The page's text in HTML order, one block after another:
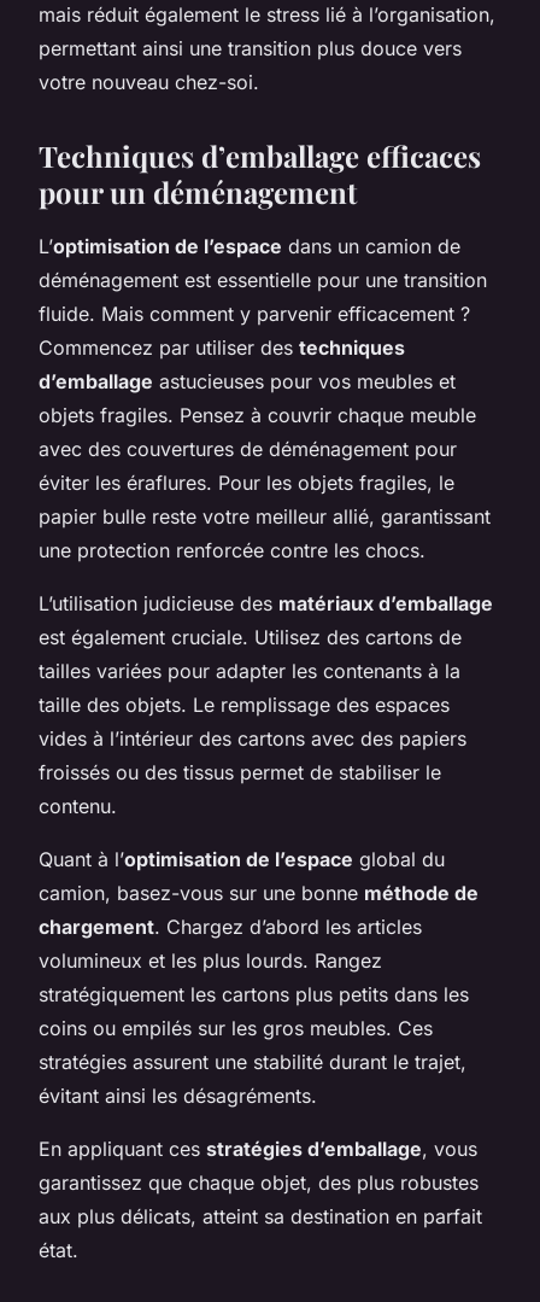
mais réduit également le stress lié à l’organisation,
permettant ainsi une transition plus douce vers
votre nouveau chez-soi.
Techniques d’emballage efficaces
pour un déménagement
L’optimisation de l’espace dans un camion de
déménagement est essentielle pour une transition
fluide. Mais comment y parvenir efficacement ?
Commencez par utiliser des techniques
d’emballage astucieuses pour vos meubles et
objets fragiles. Pensez à couvrir chaque meuble
avec des couvertures de déménagement pour
éviter les éraflures. Pour les objets fragiles, le
papier bulle reste votre meilleur allié, garantissant
une protection renforcée contre les chocs.
L’utilisation judicieuse des matériaux d’emballage
est également cruciale. Utilisez des cartons de
tailles variées pour adapter les contenants à la
taille des objets. Le remplissage des espaces
vides à l’intérieur des cartons avec des papiers
froissés ou des tissus permet de stabiliser le
contenu.
Quant à l’optimisation de l’espace global du
camion, basez-vous sur une bonne méthode de
chargement. Chargez d’abord les articles
volumineux et les plus lourds. Rangez
stratégiquement les cartons plus petits dans les
coins ou empilés sur les gros meubles. Ces
stratégies assurent une stabilité durant le trajet,
évitant ainsi les désagréments.
En appliquant ces stratégies d’emballage, vous
garantissez que chaque objet, des plus robustes
aux plus délicats, atteint sa destination en parfait
état.